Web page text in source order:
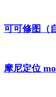
可可修图（
摩尼定位